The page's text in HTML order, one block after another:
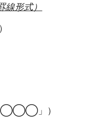
形式）
」）